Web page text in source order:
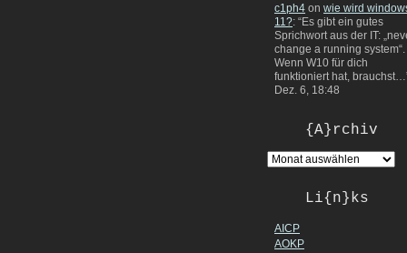
c1ph4 on wie wird
11?: “Es gibt ein gutes
Sprichwort aus der IT:
change a running system“.
Wenn W10 für dich
funktioniert hat, brauchst…
Dez. 6, 18:48
{A}rchiv
Li{n}ks
AICP
AOKP